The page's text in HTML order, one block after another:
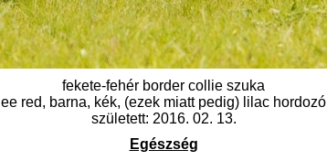
fekete-fehér border collie szuka
ee red, barna, kék, (ezek miatt pedig) lilac hordozó
született: 2016. 02. 13.
Egészség